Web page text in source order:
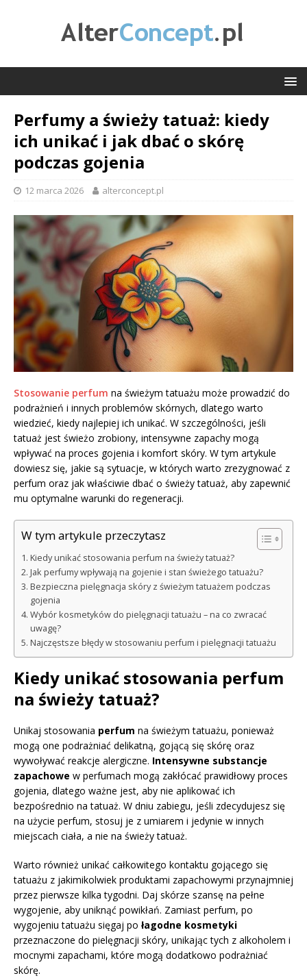
Perfumy a świeży tatuaż: kiedy
ich unikać i jak dbać o skórę
podczas gojenia
12 marca 2026 alterconcept.pl
Stosowanie perfum na świeżym tatuażu może prowadzić do
podrażnień i innych problemów skórnych, dlatego warto
wiedzieć, kiedy najlepiej ich unikać. W szczególności, jeśli
tatuaż jest świeżo zrobiony, intensywne zapachy mogą
wpływać na proces gojenia i komfort skóry. W tym artykule
dowiesz się, jakie są sytuacje, w których warto zrezygnować z
perfum oraz jak właściwie dbać o świeży tatuaż, aby zapewnić
mu optymalne warunki do regeneracji.
W tym artykule przeczytasz
Kiedy unikać stosowania perfum na świeży tatuaż?
Jak perfumy wpływają na gojenie i stan świeżego tatuażu?
Bezpieczna pielęgnacja skóry z świeżym tatuażem podczas
gojenia
Wybór kosmetyków do pielęgnacji tatuażu – na co zwracać
uwagę?
Najczęstsze błędy w stosowaniu perfum i pielęgnacji tatuażu
Kiedy unikać stosowania perfum
na świeży tatuaż?
Unikaj stosowania perfum na świeżym tatuażu, ponieważ
mogą one podrażniać delikatną, gojącą się skórę oraz
wywoływać reakcje alergiczne. Intensywne substancje
zapachowe w perfumach mogą zakłócać prawidłowy proces
gojenia, dlatego ważne jest, aby nie aplikować ich
bezpośrednio na tatuaż. W dniu zabiegu, jeśli zdecydujesz się
na użycie perfum, stosuj je z umiarem i jedynie w innych
miejscach ciała, a nie na świeży tatuaż.
Warto również unikać całkowitego kontaktu gojącego się
tatuażu z jakimikolwiek produktami zapachowymi przynajmniej
przez pierwsze kilka tygodni. Daj skórze szansę na pełne
wygojenie, aby uniknąć powikłań. Zamiast perfum, po
wygojeniu tatuażu sięgaj po łagodne kosmetyki
przeznaczone do pielęgnacji skóry, unikając tych z alkoholem i
mocnymi zapachami, które mogą dodatkowo podrażniać
skórę.